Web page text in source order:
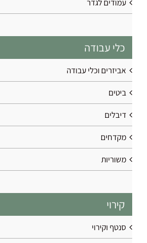
עמודים לגדר
כלי עבודה
אביזרים וכלי עבודה
ביטים
דיבלים
מקדחים
משוריות
קירוי
סנטף וקירוי